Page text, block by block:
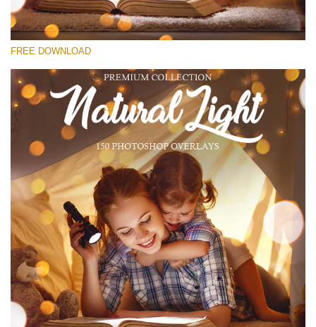
Natural Cozy Bokeh
(150 Overlays)
Bokeh Collection (650 Overlays)
Large 6000*4000px
Entire Collection
(1783 Overlays)
Large 6000*4000px
무료 다운로드
FREE DOWNLOAD